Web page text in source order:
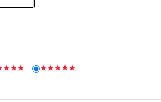
★★★★★